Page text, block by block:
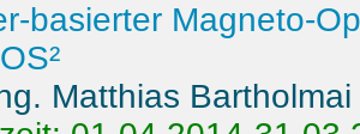
basierter Magneto-
Matthias Bartholmai